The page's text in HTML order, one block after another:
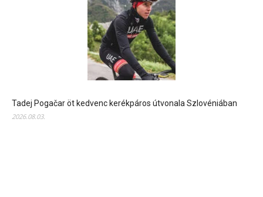
Tadej Pogačar öt kedvenc kerékpáros útvonala Szlovéniában
2026.08.03.